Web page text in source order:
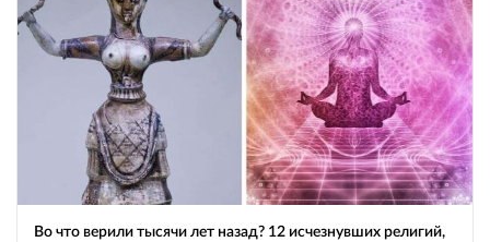
Во что верили тысячи лет назад? 12 исчезнувших религий,